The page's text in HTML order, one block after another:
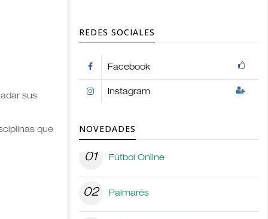
sus
que
REDES SOCIALES
Facebook
Instagram
NOVEDADES
01 Fútbol Online
02 Palmarés